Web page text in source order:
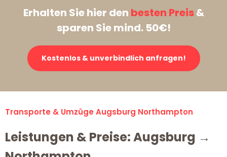
Erhalten Sie hier den besten Preis&
sparen Sie mind. 50€!
Kostenlos & unverbindlich anfragen!
Transporte & Umzüge Augsburg Northampton
Leistungen & Preise: Augsburg →